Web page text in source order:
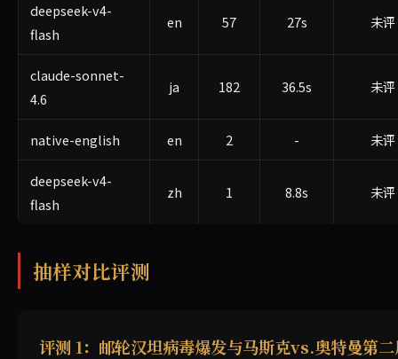
deepseek-v4-
flash
en 57 27s 未评
claude-sonnet-
4.6
ja 182 36.5s 未评
native-english en 2 - 未评
deepseek-v4-
flash
zh 1 8.8s 未评
抽样对比评测
评测 1：邮轮汉坦病毒爆发与马斯克vs.奥特曼第